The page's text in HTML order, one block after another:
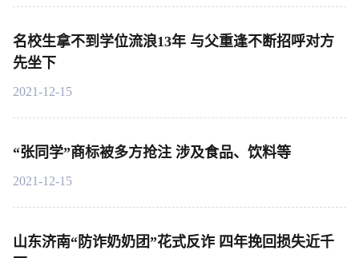
名校生拿不到学位流浪13年 与父重逢不断招呼对方
先坐下
2021-12-15
“张同学”商标被多方抢注 涉及食品、饮料等
2021-12-15
山东济南“防诈奶奶团”花式反诈 四年挽回损失近千